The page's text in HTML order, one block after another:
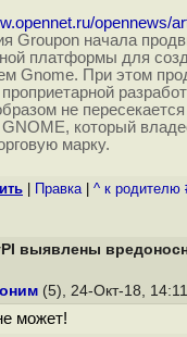
opennews/
Groupon начала
платформы для
Gnome. При этом
не
GNOME, который
марку.
Правка| ^ к родителю
выявлены
(5), 24-Окт-18, 14:11
может!